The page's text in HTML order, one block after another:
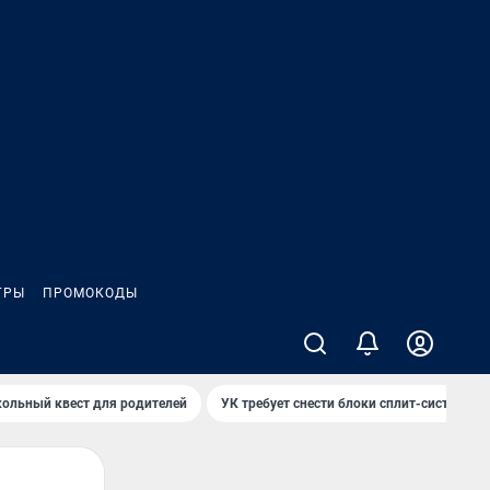
ПРОМОКОДЫ
квест для родителей УК требует снести блоки сплит-систем